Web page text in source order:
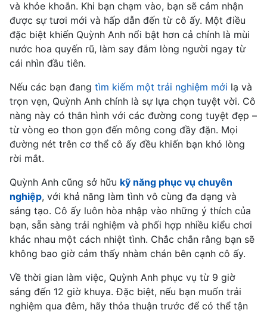
và khỏe khoắn. Khi bạn chạm vào, bạn sẽ cảm nhận
được sự tươi mới và hấp dẫn đến từ cô ấy. Một điều
đặc biệt khiến Quỳnh Anh nổi bật hơn cả chính là mùi
nước hoa quyến rũ, làm say đắm lòng người ngay từ
cái nhìn đầu tiên.
Nếu các bạn đang tìm kiếm một trải nghiệm mới lạ và
trọn vẹn, Quỳnh Anh chính là sự lựa chọn tuyệt vời. Cô
nàng này có thân hình với các đường cong tuyệt đẹp –
từ vòng eo thon gọn đến mông cong đầy đặn. Mọi
đường nét trên cơ thể cô ấy đều khiến bạn khó lòng
rời mắt.
Quỳnh Anh cũng sở hữu kỹ năng phục vụ chuyên
nghiệp, với khả năng làm tình vô cùng đa dạng và
sáng tạo. Cô ấy luôn hòa nhập vào những ý thích của
bạn, sẵn sàng trải nghiệm và phối hợp nhiều kiểu chơi
khác nhau một cách nhiệt tình. Chắc chắn rằng bạn sẽ
không bao giờ cảm thấy nhàm chán bên cạnh cô ấy.
Về thời gian làm việc, Quỳnh Anh phục vụ từ 9 giờ
sáng đến 12 giờ khuya. Đặc biệt, nếu bạn muốn trải
nghiệm qua đêm, hãy thỏa thuận trước để có thể tận